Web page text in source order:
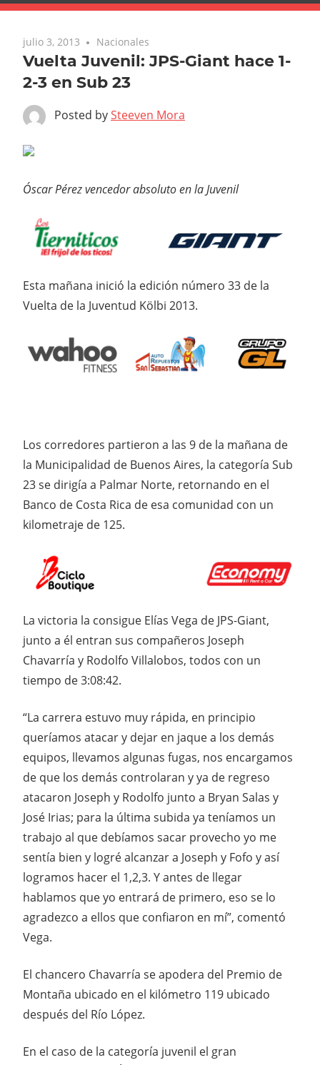
julio 3, 2013 Nacionales
Vuelta Juvenil: JPS-Giant hace 1-
2-3 en Sub 23
Posted bySteeven Mora
Óscar Pérez vencedor absoluto en la Juvenil
Esta mañana inició la edición número 33 de la
Vuelta de la Juventud Kölbi 2013.
Los corredores partieron a las 9 de la mañana de
la Municipalidad de Buenos Aires, la categoría Sub
23 se dirigía a Palmar Norte, retornando en el
Banco de Costa Rica de esa comunidad con un
kilometraje de 125.
La victoria la consigue Elías Vega de JPS-Giant,
junto a él entran sus compañeros Joseph
Chavarría y Rodolfo Villalobos, todos con un
tiempo de 3:08:42.
“La carrera estuvo muy rápida, en principio
queríamos atacar y dejar en jaque a los demás
equipos, llevamos algunas fugas, nos encargamos
de que los demás controlaran y ya de regreso
atacaron Joseph y Rodolfo junto a Bryan Salas y
José Irias; para la última subida ya teníamos un
trabajo al que debíamos sacar provecho yo me
sentía bien y logré alcanzar a Joseph y Fofo y así
logramos hacer el 1,2,3. Y antes de llegar
hablamos que yo entrará de primero, eso se lo
agradezco a ellos que confiaron en mí”, comentó
Vega.
El chancero Chavarría se apodera del Premio de
Montaña ubicado en el kilómetro 119 ubicado
después del Río López.
En el caso de la categoría juvenil el gran